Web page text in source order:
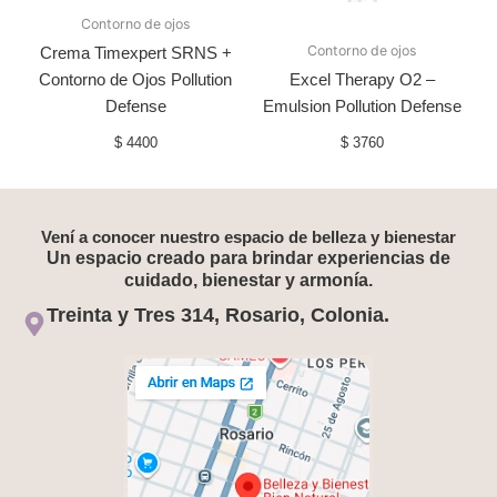
Contorno de ojos
Crema Timexpert SRNS +
Contorno de Ojos Pollution
Defense
$4400
Contorno de ojos
Excel Therapy O2 –
Emulsion Pollution Defense
$3760
Vení a conocer nuestro espacio de belleza y bienestar
Un espacio creado para brindar experiencias de
cuidado, bienestar y armonía.
Treinta y Tres 314, Rosario, Colonia.